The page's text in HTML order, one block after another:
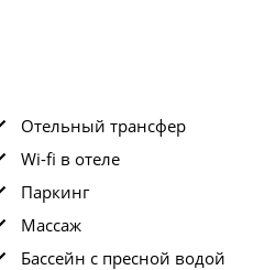
Отельный трансфер
Wi-fi в отеле
Паркинг
Массаж
Бассейн с пресной водой